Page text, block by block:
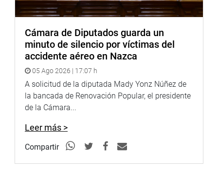
Cámara de Diputados guarda un
minuto de silencio por víctimas del
accidente aéreo en Nazca
05 Ago 2026 | 17:07 h
A solicitud de la diputada Mady Yonz Núñez de
la bancada de Renovación Popular, el presidente
de la Cámara...
Leer más >
Compartir